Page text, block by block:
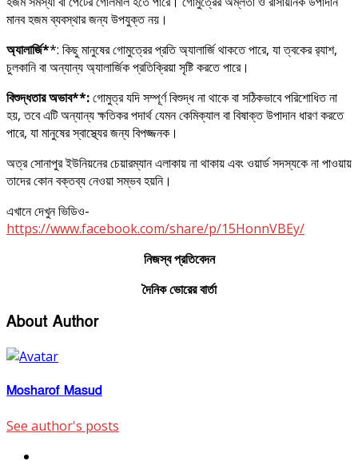
মানব হজম ব্যবস্থার জন্য উপযুক্ত নয়।
অ্যালার্জি**: কিছু মানুষের গোমুত্রের প্রতি অ্যালার্জি থাকতে পারে, যা ত্বকের র‍্যাশ,
চুলকানি বা অন্যান্য অ্যালার্জিক প্রতিক্রিয়া সৃষ্টি করতে পারে।
বিশুদ্ধতারঅভাব**:গোমুত্র যদি সম্পূর্ণ বিশুদ্ধ না থাকে বা সঠিকভাবে পরিশোধিত না
হয়, তবে এটি অন্যান্য ক্ষতিকর পদার্থ যেমন কেমিক্যাল বা বিষাক্ত উপাদান ধারণ করতে
পারে, যা মানুষের স্বাস্থ্যের জন্য বিপজ্জনক।
অত্র সোনাপুর ইউনিয়নের চেয়ারম্যান এলাকায় না থাকায় এবং ওয়ার্ড সদস্যকে না পাওয়ায়
তাদের কোন বক্তব্য নেওয়া সম্ভব হয়নি।
এখানে দেখুন ভিডিও-
https://www.facebook.com/share/p/15HonnVBEy/
নিজস্ব প্রতিবেদন
দৈনিক ভোরের বার্তা
About Author
Mosharof Masud
See author's posts